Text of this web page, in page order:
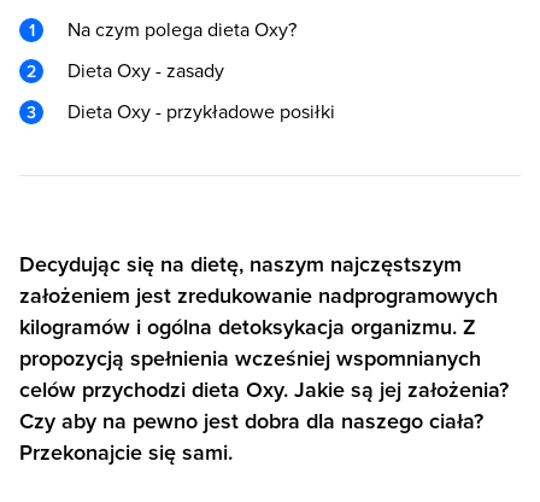
Na czym polega dieta Oxy?
Dieta Oxy - zasady
Dieta Oxy - przykładowe posiłki
Decydując się na dietę, naszym najczęstszym
założeniem jest zredukowanie nadprogramowych
kilogramów i ogólna detoksykacja organizmu. Z
propozycją spełnienia wcześniej wspomnianych
celów przychodzi dieta Oxy. Jakie są jej założenia?
Czy aby na pewno jest dobra dla naszego ciała?
Przekonajcie się sami.